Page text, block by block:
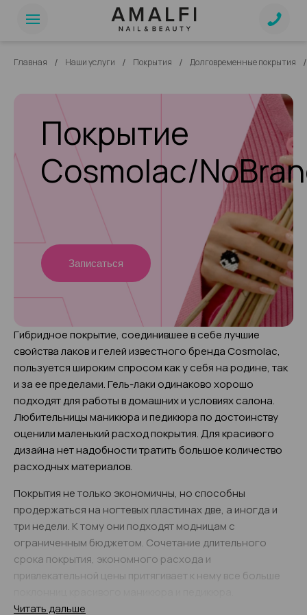
Главная / Наши услуги / Покрытия / Долговременные покрытия /
Покрытие
Cosmolac/
Записаться
Гибридное покрытие, соединившее в себе лучшие
свойства лаков и гелей известного бренда Cosmolac,
пользуется широким спросом как у себя на родине, так
и за ее пределами. Гель-лаки одинаково хорошо
подходят для работы в домашних и условиях салона.
Любительницы маникюра и педикюра по достоинству
оценили маленький расход покрытия. Для красивого
дизайна нет надобности тратить большое количество
расходных материалов.
Покрытия не только экономичны, но способны
продержаться на ногтевых пластинах две, а иногда и
три недели. К тому они подходят модницам с
ограниченным бюджетом. Сочетание длительного
срока покрытия, экономного расхода и
привлекательной цены притягивает к нему все больше
Читать дальше